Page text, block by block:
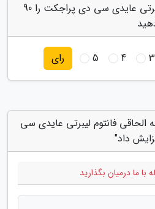
به "بسته الحاقی فانتوم لیبرتی عایدی سی دی پراجکت را 90
3
4
5 رای
الحاقی فانتوم لیبرتی عایدی سی
با ما درمیان بگذارید